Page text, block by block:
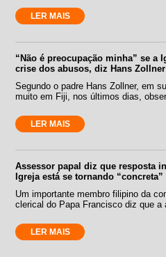
LER MAIS
“Não é preocupação minha” se a
crise dos abusos, diz Hans Zollner
Segundo o padre Hans Zollner, em
muito em Fiji, nos últimos dias,
LER MAIS
Assessor papal diz que resposta
Igreja está se tornando “concreta”
Um importante membro filipino da
clerical do Papa Francisco diz que
LER MAIS